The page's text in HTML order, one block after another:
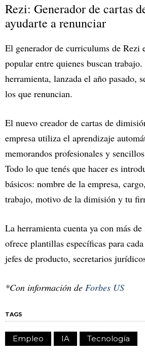
Rezi: Generador de cartas
ayudarte a renunciar
El generador de curriculums de Rezi
popular entre quienes buscan
herramienta, lanzada el año pasado,
los que renuncian.
El nuevo creador de cartas de
empresa utiliza el aprendizaje
memorandos profesionales y
Todo lo que tenés que hacer es
básicos: nombre de la empresa,
trabajo, motivo de la dimisión y tu
La herramienta cuenta ya con más
ofrece plantillas específicas para
jefes de producto, secretarios
*Con información de Forbes US
TAGS
Empleo IA Tecnología